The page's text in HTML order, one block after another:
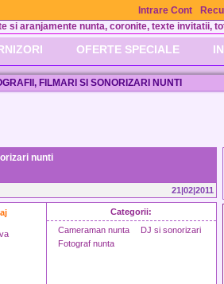
Intrare Cont
si aranjamente nunta, coronite, texte invitatii,
OFERTE SPECIALE
FILMARI SI SONORIZARI NUNTI
nunti
21|02|2011
Categorii:
Cameraman nunta
DJ si sonorizari
Fotograf nunta